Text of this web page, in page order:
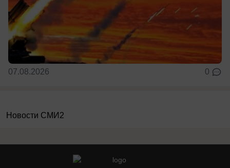
07.08.2026 0
Новости СМИ2